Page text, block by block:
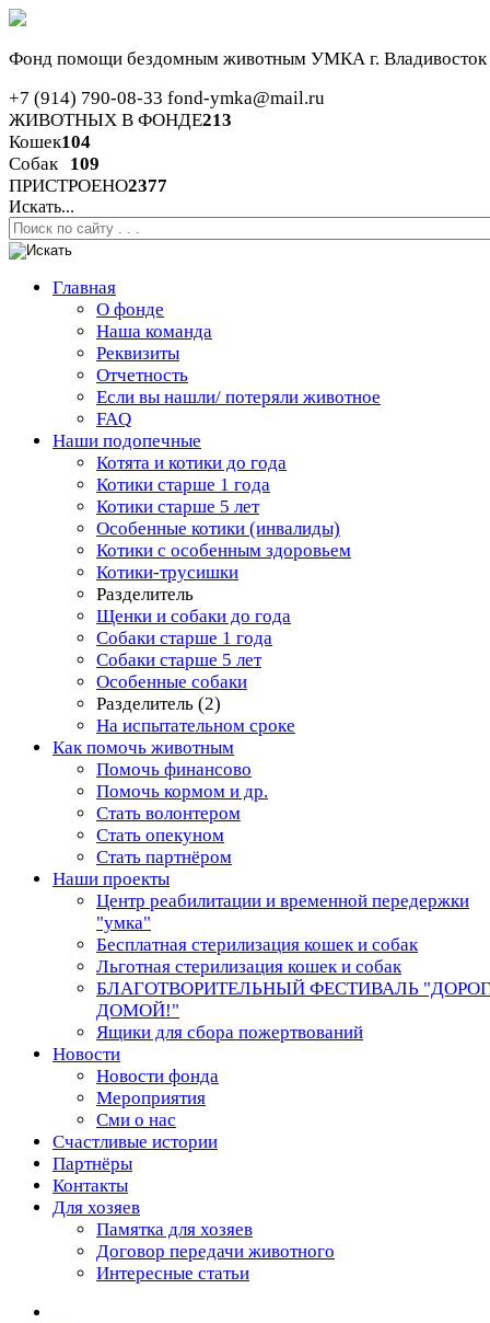
Фонд помощи бездомным животным УМКА г. Владивосток
+7 (914) 790-08-33 fond-ymka@mail.ru
ЖИВОТНЫХ В ФОНДЕ213
Кошек104
Собак
109
ПРИСТРОЕНО2377
Искать...
Главная
О фонде
Наша команда
Реквизиты
Отчетность
Если вы нашли/ потеряли животное
FAQ
Наши подопечные
Котята и котики до года
Котики старше 1 года
Котики старше 5 лет
Особенные котики (инвалиды)
Котики с особенным здоровьем
Котики-трусишки
Разделитель
Щенки и собаки до года
Собаки старше 1 года
Собаки старше 5 лет
Особенные собаки
Разделитель (2)
На испытательном сроке
Как помочь животным
Помочь финансово
Помочь кормом и др.
Стать волонтером
Стать опекуном
Стать партнёром
Наши проекты
Центр реабилитации и временной передержки
"умка"
Бесплатная стерилизация кошек и собак
Льготная стерилизация кошек и собак
БЛАГОТВОРИТЕЛЬНЫЙ ФЕСТИВАЛЬ
ДОМОЙ!"
Ящики для сбора пожертвований
Новости
Новости фонда
Мероприятия
Сми о нас
Счастливые истории
Партнёры
Контакты
Для хозяев
Памятка для хозяев
Договор передачи животного
Интересные статьи